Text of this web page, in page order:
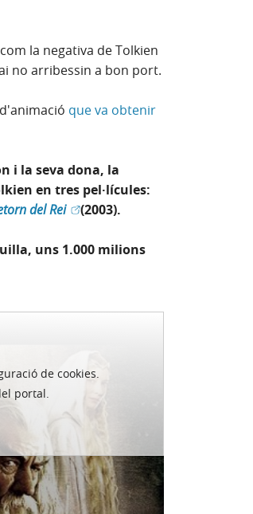
la negativa de Tolkien
no arribessin a bon port.
que va obtenir
i la seva dona, la
en tres pel·lícules:
nova)
del Rei (Obre en finestra nova)
(2003).
uns 1.000 milions
de cookies.
portal.
les aventures del
rosquilles i que les seves